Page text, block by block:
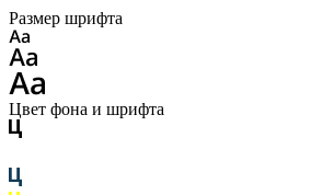
Размер шрифта
Цвет фона и шрифта